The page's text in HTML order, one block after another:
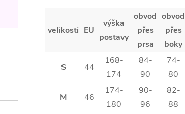
velikosti EU
výška
postavy
obvod
přes
prsa
obvod
přes
boky
S 44
168-
174
84-
90
74-
80
M 46
174-
180
90-
96
82-
88